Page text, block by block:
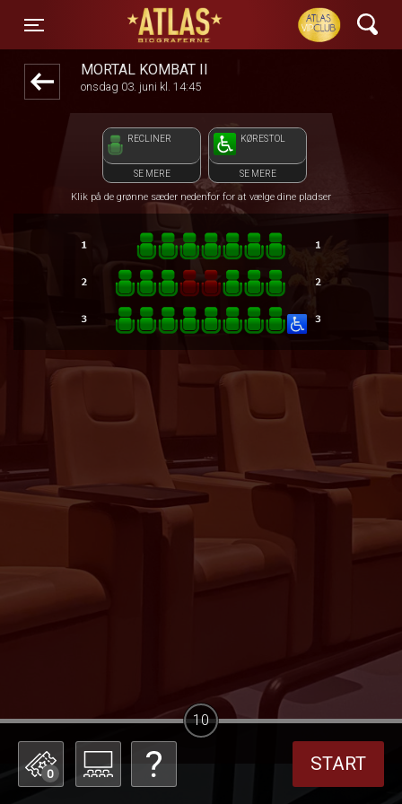
Toggle navigation
ATLAS Biograferne
MORTAL KOMBAT II
onsdag 03. juni kl. 14:45
RECLINER
SE MERE
KØRESTOL
SE MERE
Klik på de grønne sæder nedenfor for at vælge dine pladser
0 START
10
front05-temp 113832